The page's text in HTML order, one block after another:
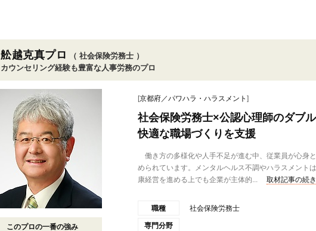
舩越克真プロ
（ 社会保険労務士 ）
カウンセリング経験も豊富な人事労務のプロ
このプロの一番の強み
[京都府／パワハラ・ハラスメント ]
社会保険労務士×公認心理師のダブ
快適な職場づくりを支援
働き方の多様化や人手不足が進む中、従業員が心身
められています。メンタルヘルス不調やハラスメント
康経営を進める上でも企業が主体的...
取材記事の続
職種 社会保険労務士
専門分野